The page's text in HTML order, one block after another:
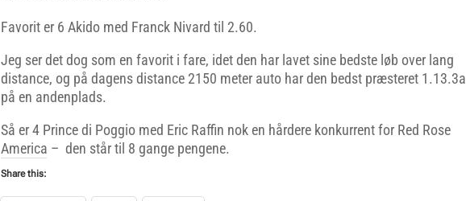
Favorit er 6 Akido med Franck Nivard til 2.60.
Jeg ser det dog som en favorit i fare, idet den har lavet sine bedste løb over lang
distance, og på dagens distance 2150 meter auto har den bedst præsteret 1.13.3a
på en andenplads.
Så er 4 Prince di Poggio med Eric Raffin nok en hårdere konkurrent for Red Rose
America – den står til 8 gange pengene.
Share this: